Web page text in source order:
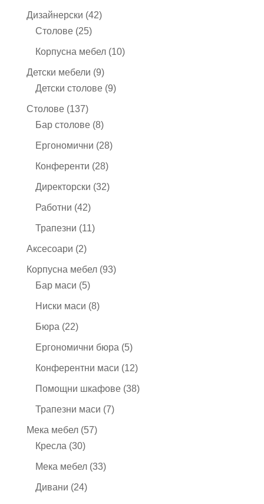
Дизайнерски 4242
Столове 2525
продукта
Корпусна мебел 1010
Детски мебели 99
продукта
Детски столове 99
Столове 137137
продукта
Бар столове 88
продукта
Ергономични 2828
Конференти 2828
продукта
Директорски 3232
Работни 4242
продукта
Трапезни 1111
Аксесоари 22
продукта
Корпусна мебел 9393
Бар маси 55
продукта
Ниски маси 88
Бюра 2222
продукта
Ергономични бюра 55
продукта
Конферентни маси 1212
продукта
Помощни шкафове 3838
Трапезни маси 77
Мека мебел 5757
Кресла 3030
продукта
Мека мебел 3333
Дивани 2424